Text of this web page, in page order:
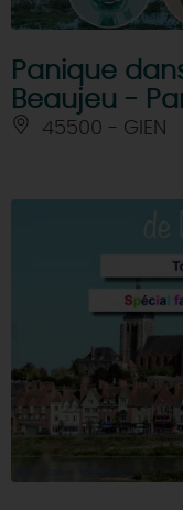
Panique
Beaujeu -
45500 - GIEN